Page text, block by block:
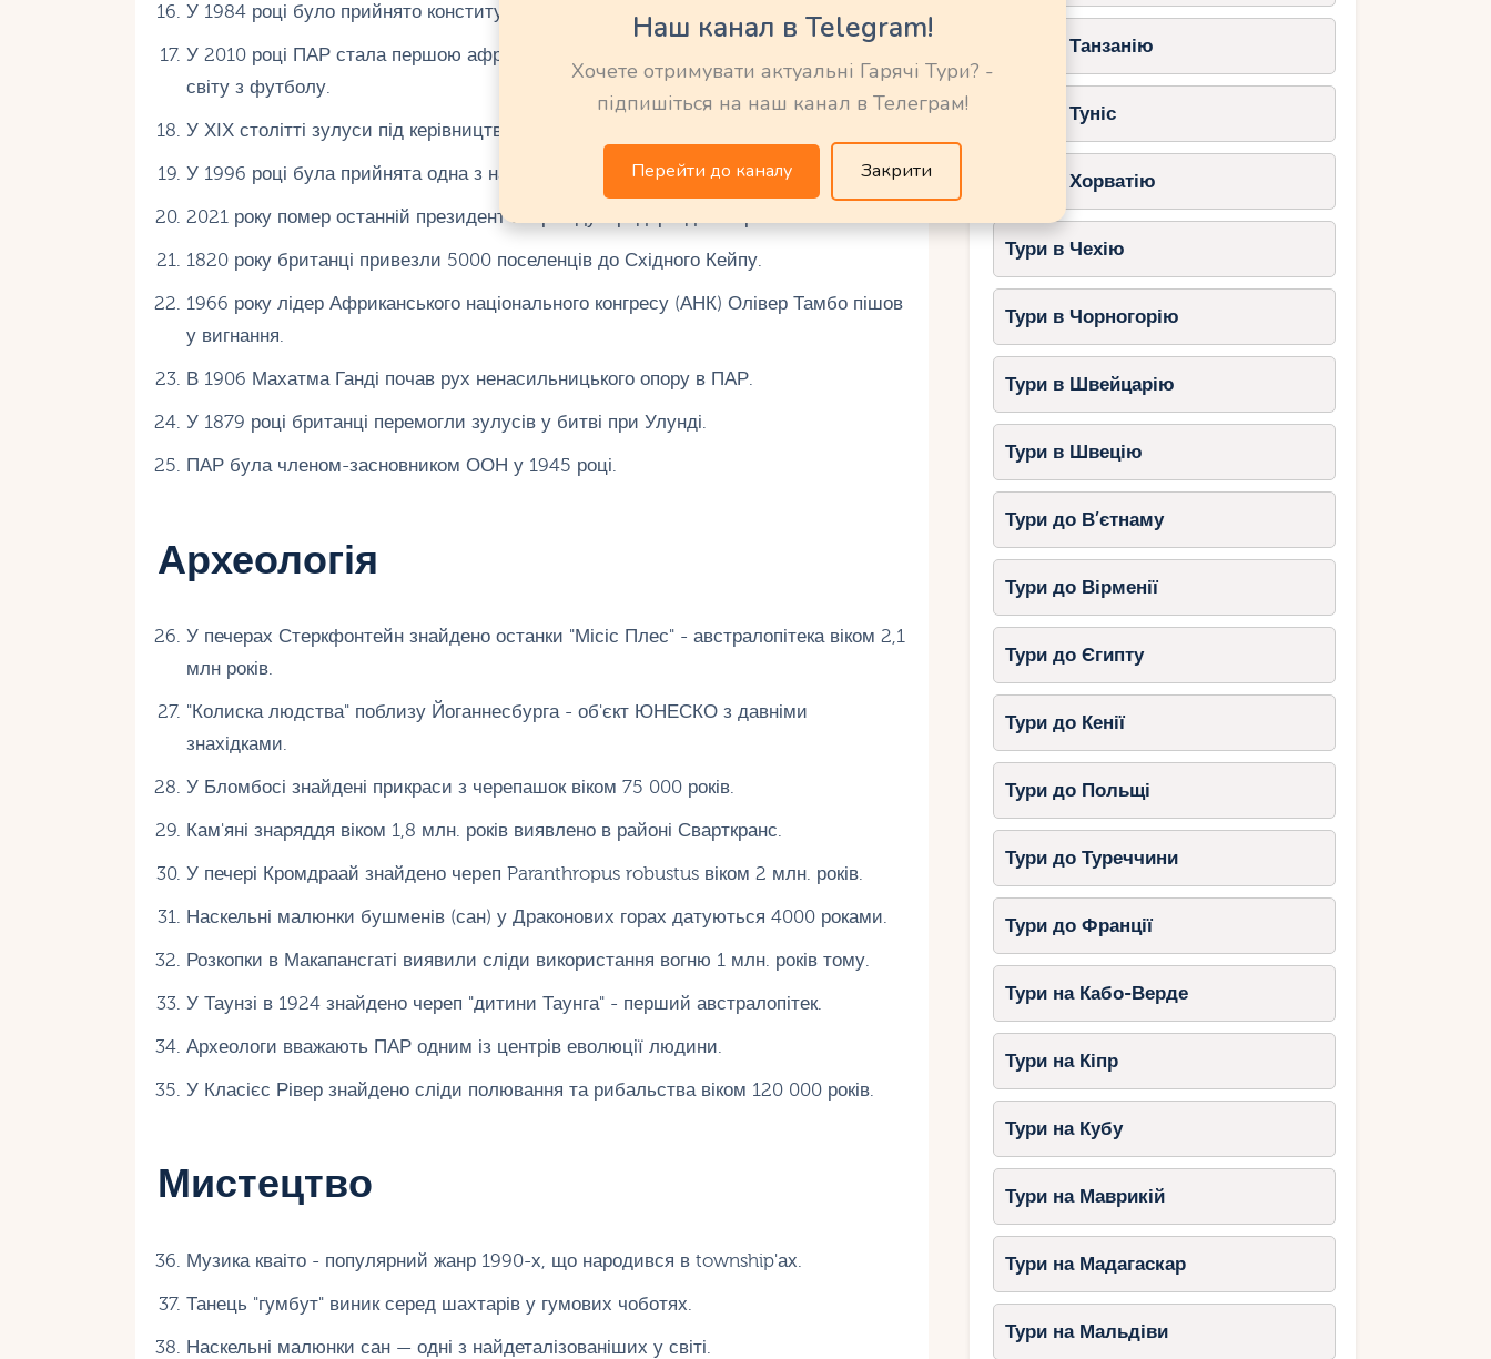
У 1984 році було прийнято конституцію з трипалатним парламентом для рас.
У 2010 році ПАР стала першою африканською країною, яка прийняла чемпіонат
світу з футболу.
У ХІХ столітті зулуси під керівництвом Шакі створили потужне королівство.
У 1996 році була прийнята одна з найпрогресивніших конституцій у світі.
2021 року помер останній президент апартеїду Фредерік де Клерк.
1820 року британці привезли 5000 поселенців до Східного Кейпу.
1966 року лідер Африканського національного конгресу (АНК) Олівер Тамбо пішов
у вигнання.
В 1906 Махатма Ганді почав рух ненасильницького опору в ПАР.
У 1879 році британці перемогли зулусів у битві при Улунді.
ПАР була членом-засновником ООН у 1945 році.
Археологія
У печерах Стеркфонтейн знайдено останки "Місіс Плес" - австралопітека віком 2,1
млн років.
"Колиска людства" поблизу Йоганнесбурга - об'єкт ЮНЕСКО з давніми
знахідками.
У Бломбосі знайдені прикраси з черепашок віком 75 000 років.
Кам'яні знаряддя віком 1,8 млн. років виявлено в районі Сварткранс.
У печері Кромдраай знайдено череп Paranthropus robustus віком 2 млн. років.
Наскельні малюнки бушменів (сан) у Драконових горах датуються 4000 роками.
Розкопки в Макапансгаті виявили сліди використання вогню 1 млн. років тому.
У Таунзі в 1924 знайдено череп "дитини Таунга" - перший австралопітек.
Археологи вважають ПАР одним із центрів еволюції людини.
У Класієс Рівер знайдено сліди полювання та рибальства віком 120 000 років.
Мистецтво
Музика кваіто - популярний жанр 1990-х, що народився в township'ах.
Танець "гумбут" виник серед шахтарів у гумових чоботях.
Наскельні малюнки сан — одні з найдеталізованіших у світі.
Тури в Танзанію
Тури в Туніс
Тури в Хорватію
Тури в Чехію
Тури в Чорногорію
Тури в Швейцарію
Тури в Швецію
Тури до В’єтнаму
Тури до Вірменії
Тури до Єгипту
Тури до Кенії
Тури до Польщі
Тури до Туреччини
Тури до Франції
Тури на Кабо-Верде
Тури на Кіпр
Тури на Кубу
Тури на Маврикій
Тури на Мадагаскар
Тури на Мальдіви
Наш канал в Telegram!
Хочете отримувати актуальні Гарячі Тури? -
підпишіться на наш канал в Телеграм!
Перейти до каналу Закрити